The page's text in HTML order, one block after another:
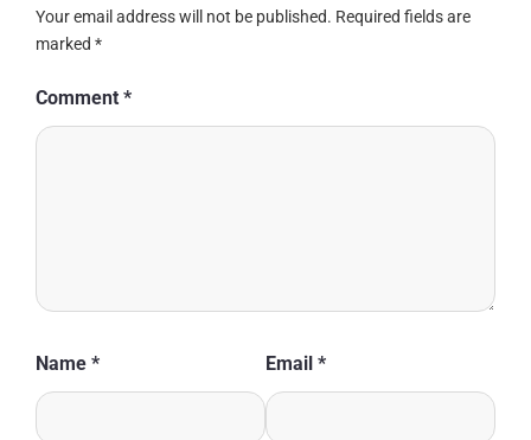
Your email address will not be published. Required fields are
marked *
Comment *
Name * Email *